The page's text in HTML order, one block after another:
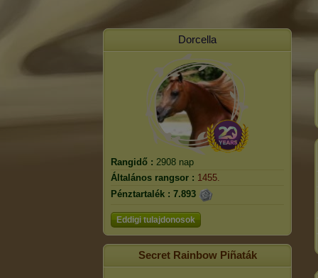
Dorcella
Rangidő : 2908 nap
Általános rangsor : 1455.
Pénztartalék : 7.893
Eddigi tulajdonosok
Secret Rainbow Piñaták